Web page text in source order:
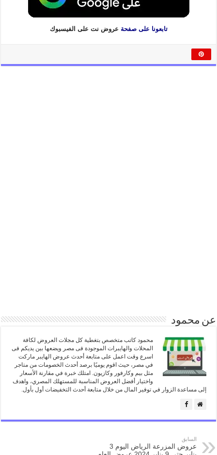
تابعونا على صفحة عروض نت على الفيسبوك
عن محمود
محمود كاتب متخصص بتغطية كل مجلات العروض لكافة
المحلات والهايبرات الموجودة فى مصر ويضعها بين يديكم فى
اسرع وقت اعمل على متابعة أحدث عروض الهايبر ماركت
في مصر، حيث اقوم يوميًا برصد أحدث الخصومات من متاجر
مثل بيم وكارفور وكازيون. امتلك خبرة في مقارنة الأسعار
واختيار أفضل العروض المناسبة للمستهلك المصري، واهدف
إلى مساعدة الزوار في توفير المال من خلال متابعة أحدث التخفيضات أول بأول.
السابق
عروض المزرعة الرياض اليوم 3